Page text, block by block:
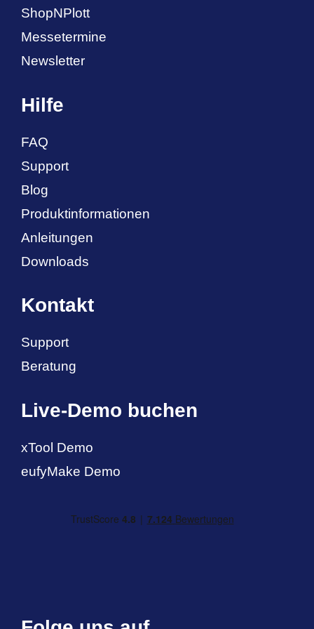
ShopNPlott
Messetermine
Newsletter
Hilfe
FAQ
Support
Blog
Produktinformationen
Anleitungen
Downloads
Kontakt
Support
Beratung
Live-Demo buchen
xTool Demo
eufyMake Demo